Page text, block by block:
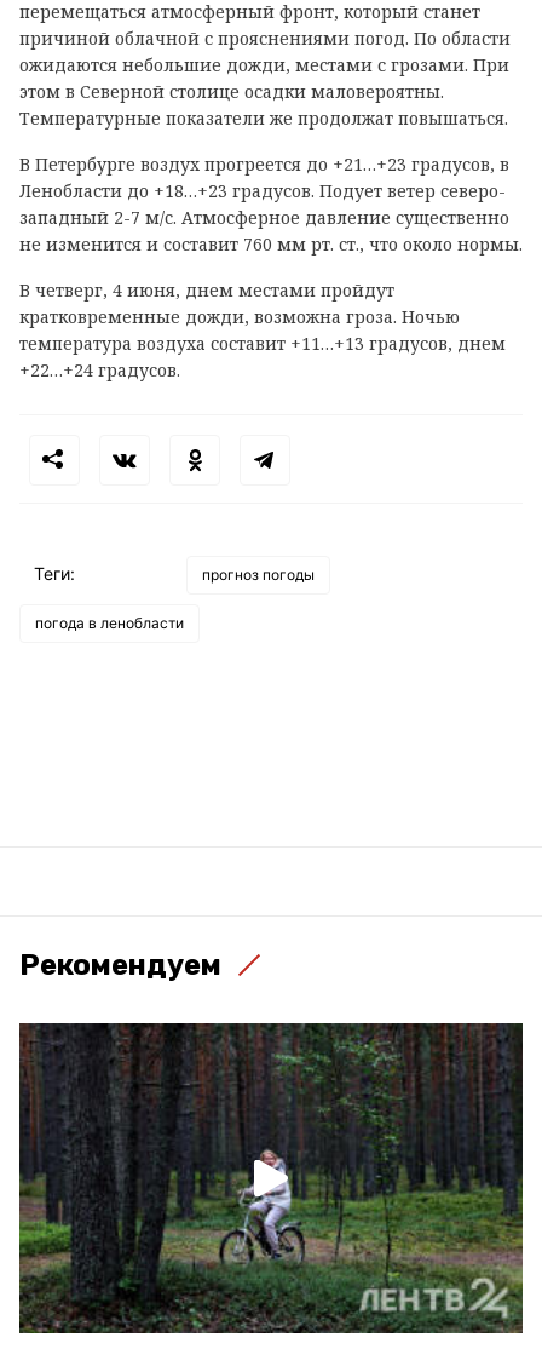
перемещаться атмосферный фронт, который станет
причиной облачной с прояснениями погод. По области
ожидаются небольшие дожди, местами с грозами. При
этом в Северной столице осадки маловероятны.
Температурные показатели же продолжат повышаться.
В Петербурге воздух прогреется до +21…+23 градусов, в
Ленобласти до +18…+23 градусов. Подует ветер северо-
западный 2-7 м/с. Атмосферное давление существенно
не изменится и составит 760 мм рт. ст., что около нормы.
В четверг, 4 июня, днем местами пройдут
кратковременные дожди, возможна гроза. Ночью
температура воздуха составит +11…+13 градусов, днем
+22…+24 градусов.
Теги: прогноз погоды
погода в ленобласти
Рекомендуем